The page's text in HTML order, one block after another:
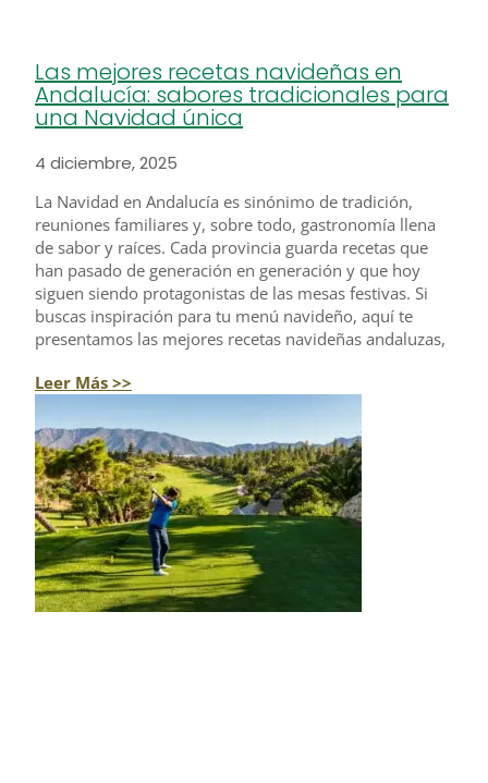
Las mejores recetas navideñas en
Andalucía: sabores tradicionales para
una Navidad única
4 diciembre, 2025
La Navidad en Andalucía es sinónimo de tradición,
reuniones familiares y, sobre todo, gastronomía llena
de sabor y raíces. Cada provincia guarda recetas que
han pasado de generación en generación y que hoy
siguen siendo protagonistas de las mesas festivas. Si
buscas inspiración para tu menú navideño, aquí te
presentamos las mejores recetas navideñas andaluzas,
Leer Más >>